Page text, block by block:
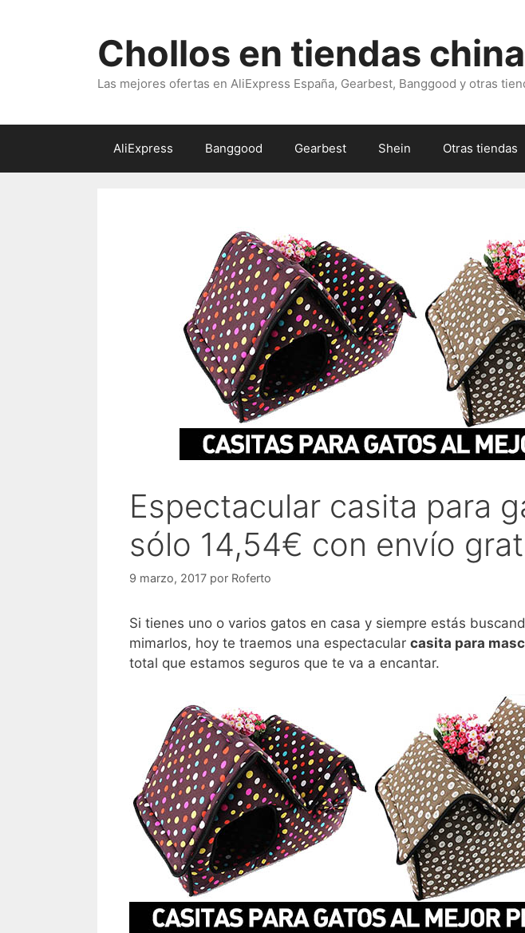
Chollos en tiendas
Las mejores ofertas en AliExpress España, Gearbest, Banggood y otras
AliExpress Banggood Gearbest Shein Otras tiendas
Espectacular casita para
sólo 14,54€ con envío
9 marzo, 2017 por Roferto
Si tienes uno o varios gatos en casa y siempre estás
mimarlos, hoy te traemos una espectacular casita para
total que estamos seguros que te va a encantar.